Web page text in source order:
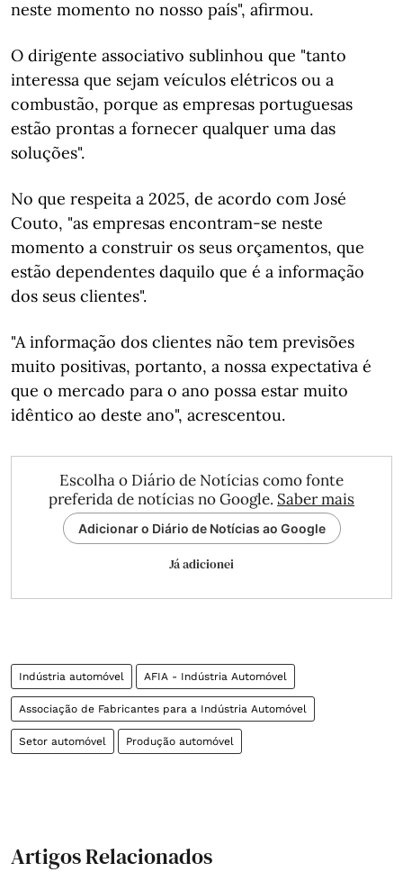
neste momento no nosso país", afirmou.
O dirigente associativo sublinhou que "tanto
interessa que sejam veículos elétricos ou a
combustão, porque as empresas portuguesas
estão prontas a fornecer qualquer uma das
soluções".
No que respeita a 2025, de acordo com José
Couto, "as empresas encontram-se neste
momento a construir os seus orçamentos, que
estão dependentes daquilo que é a informação
dos seus clientes".
"A informação dos clientes não tem previsões
muito positivas, portanto, a nossa expectativa é
que o mercado para o ano possa estar muito
idêntico ao deste ano", acrescentou.
Escolha o Diário de Notícias como fonte
preferida de notícias no Google. Saber mais
Adicionar o Diário de Notícias ao Google
Já adicionei
Indústria automóvel AFIA - Indústria Automóvel
Associação de Fabricantes para a Indústria Automóvel
Setor automóvel Produção automóvel
Artigos Relacionados